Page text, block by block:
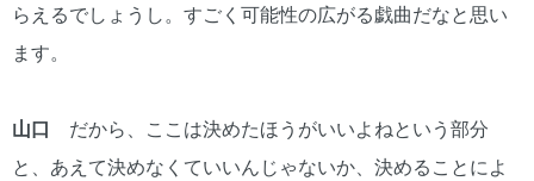
らえるでしょうし。すごく可能性の広がる戯曲だなと思い
ます。
山口 だから、ここは決めたほうがいいよねという部分
と、あえて決めなくていいんじゃないか、決めることによ